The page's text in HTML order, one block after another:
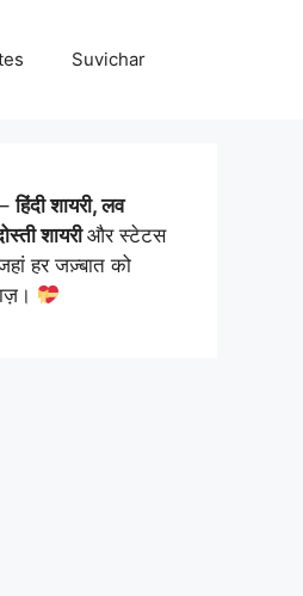
Suvichar
–हिंदी शायरी, लव
शायरीऔर स्टेटस
हर जज़्बात को